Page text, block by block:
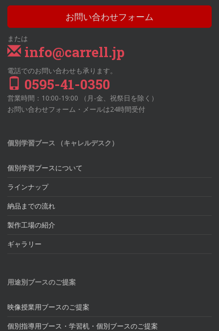
お問い合わせフォーム
または
info@carrell.jp
電話でのお問い合わせも承ります。
0595-41-0350
営業時間：10:00-19:00 （月-金、祝祭日を除く）
お問い合わせフォーム・メールは24時間受付
個別学習ブース （キャレルデスク）
個別学習ブースについて
ラインナップ
納品までの流れ
製作工場の紹介
ギャラリー
用途別ブースのご提案
映像授業用ブースのご提案
個別指導用ブース・学習机・個別ブースのご提案